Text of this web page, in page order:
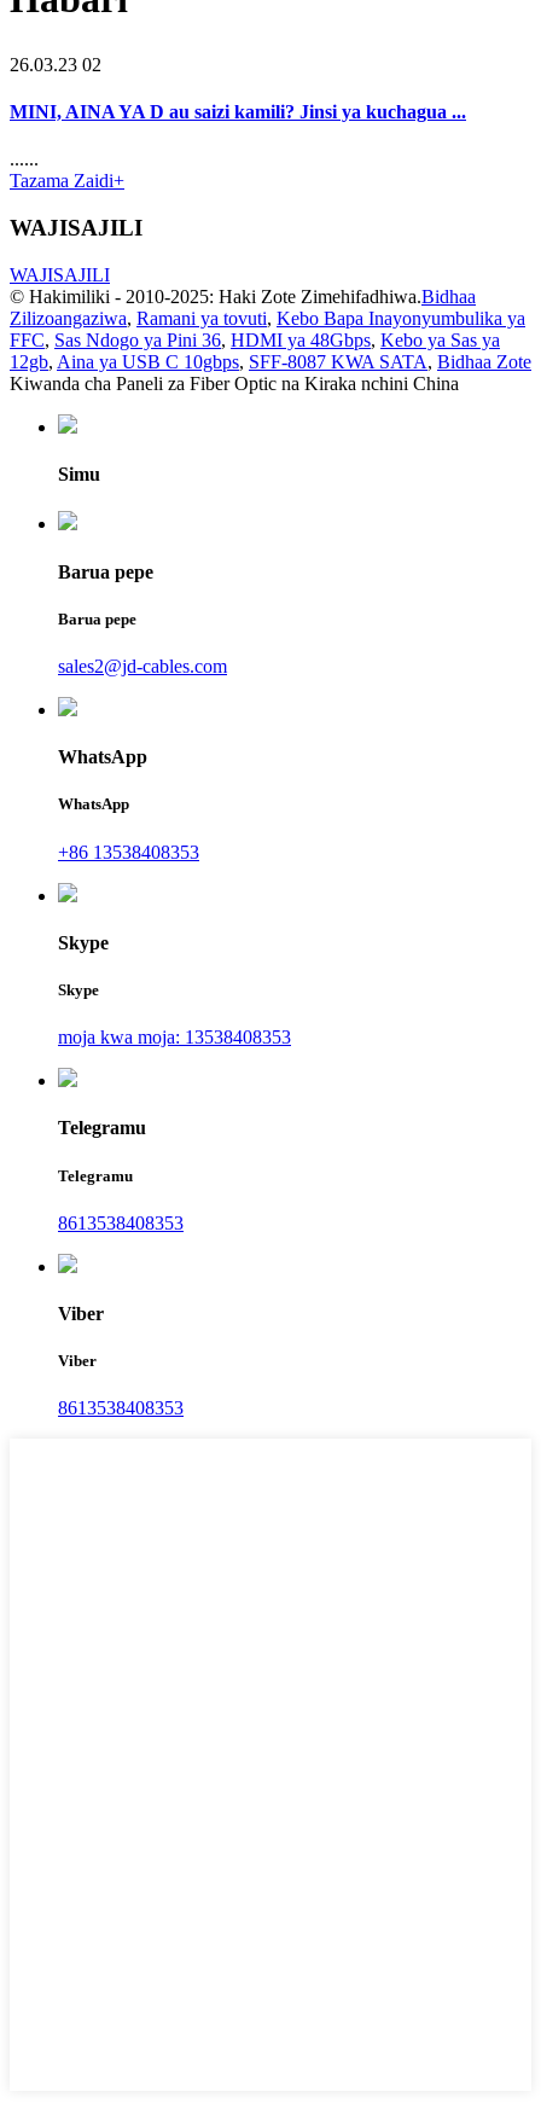
26.03.23 02
MINI, AINA YA D au saizi kamili? Jinsi ya kuchagua ...
......
Tazama Zaidi+
WAJISAJILI
WAJISAJILI
© Hakimiliki - 2010-2025: Haki Zote Zimehifadhiwa.Bidhaa
Zilizoangaziwa, Ramani ya tovuti, Kebo Bapa Inayonyumbulika ya
FFC, Sas Ndogo ya Pini 36, HDMI ya 48Gbps, Kebo ya Sas ya
12gb, Aina ya USB C 10gbps, SFF-8087 KWA SATA, Bidhaa Zote
Kiwanda cha Paneli za Fiber Optic na Kiraka nchini China
Simu
Barua pepe
Barua pepe
sales2@jd-cables.com
WhatsApp
WhatsApp
+86 13538408353
Skype
Skype
moja kwa moja: 13538408353
Telegramu
Telegramu
8613538408353
Viber
Viber
8613538408353